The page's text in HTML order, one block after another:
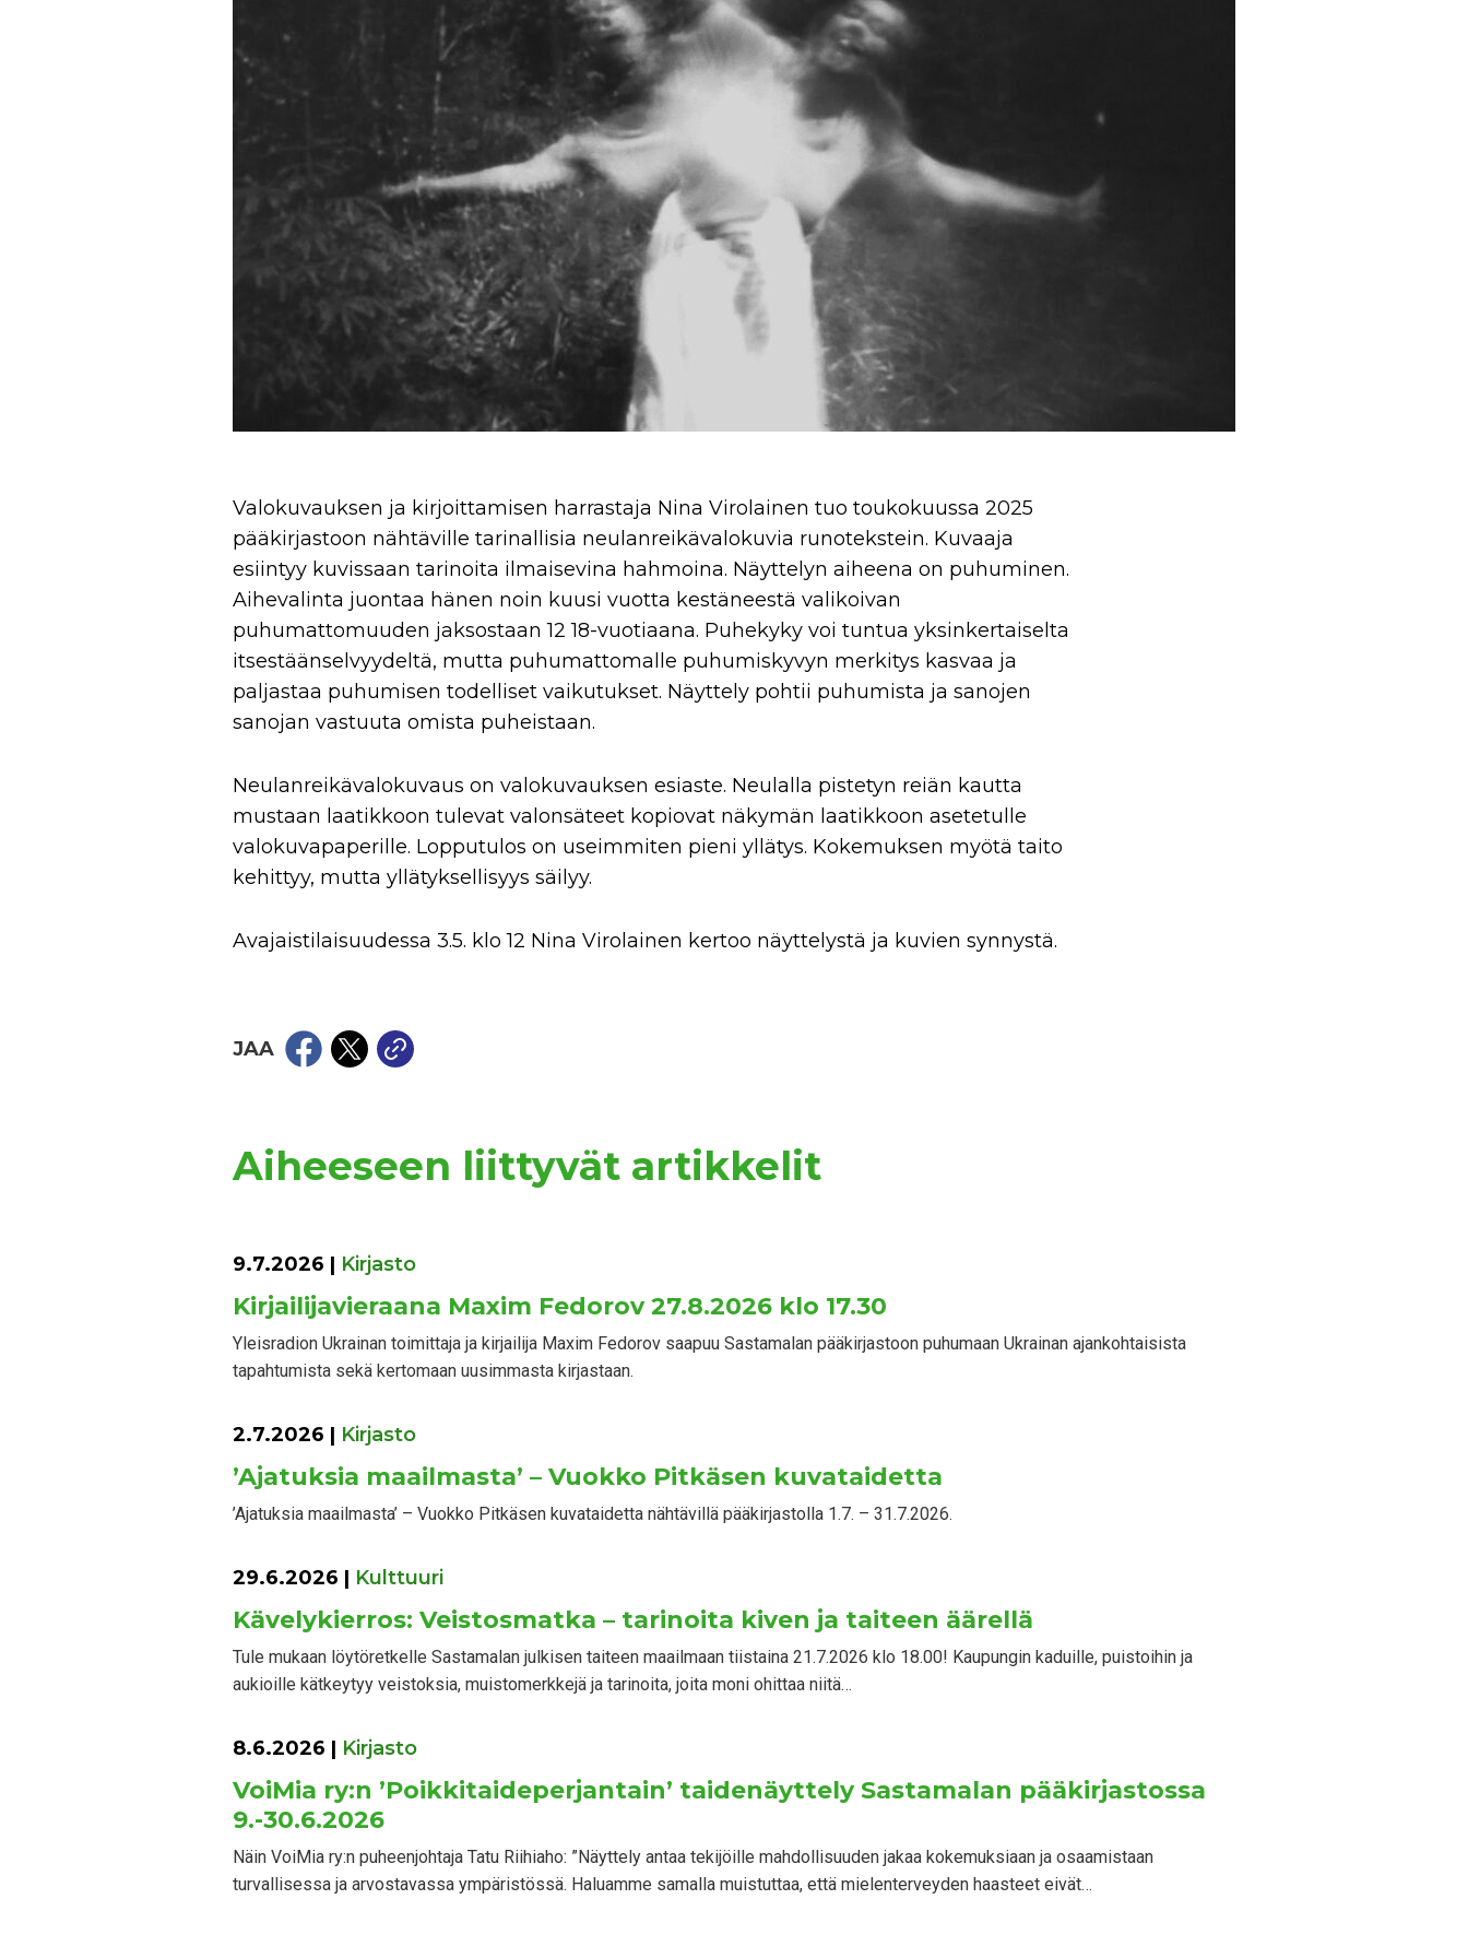
Valokuvauksen ja kirjoittamisen harrastaja Nina Virolainen tuo toukokuussa 2025
pääkirjastoon nähtäville tarinallisia neulanreikävalokuvia runotekstein. Kuvaaja
esiintyy kuvissaan tarinoita ilmaisevina hahmoina. Näyttelyn aiheena on puhuminen.
Aihevalinta juontaa hänen noin kuusi vuotta kestäneestä valikoivan
puhumattomuuden jaksostaan 12 18-vuotiaana. Puhekyky voi tuntua yksinkertaiselta
itsestäänselvyydeltä, mutta puhumattomalle puhumiskyvyn merkitys kasvaa ja
paljastaa puhumisen todelliset vaikutukset. Näyttely pohtii puhumista ja sanojen
sanojan vastuuta omista puheistaan.
Neulanreikävalokuvaus on valokuvauksen esiaste. Neulalla pistetyn reiän kautta
mustaan laatikkoon tulevat valonsäteet kopiovat näkymän laatikkoon asetetulle
valokuvapaperille. Lopputulos on useimmiten pieni yllätys. Kokemuksen myötä taito
kehittyy, mutta yllätyksellisyys säilyy.
Avajaistilaisuudessa 3.5. klo 12 Nina Virolainen kertoo näyttelystä ja kuvien synnystä.
JAA
Aiheeseen liittyvät artikkelit
9.7.2026 | Kirjasto
Kirjailijavieraana Maxim Fedorov 27.8.2026 klo 17.30
Yleisradion Ukrainan toimittaja ja kirjailija Maxim Fedorov saapuu Sastamalan pääkirjastoon puhumaan Ukrainan ajankohtaisista
tapahtumista sekä kertomaan uusimmasta kirjastaan.
2.7.2026 | Kirjasto
’Ajatuksia maailmasta’ – Vuokko Pitkäsen kuvataidetta
’Ajatuksia maailmasta’ – Vuokko Pitkäsen kuvataidetta nähtävillä pääkirjastolla 1.7. – 31.7.2026.
29.6.2026 | Kulttuuri
Kävelykierros: Veistosmatka – tarinoita kiven ja taiteen äärellä
Tule mukaan löytöretkelle Sastamalan julkisen taiteen maailmaan tiistaina 21.7.2026 klo 18.00! Kaupungin kaduille, puistoihin ja
aukioille kätkeytyy veistoksia, muistomerkkejä ja tarinoita, joita moni ohittaa niitä…
8.6.2026 | Kirjasto
VoiMia ry:n ’Poikkitaideperjantain’ taidenäyttely Sastamalan pääkirjastossa
9.-30.6.2026
Näin VoiMia ry:n puheenjohtaja Tatu Riihiaho: ”Näyttely antaa tekijöille mahdollisuuden jakaa kokemuksiaan ja osaamistaan
turvallisessa ja arvostavassa ympäristössä. Haluamme samalla muistuttaa, että mielenterveyden haasteet eivät…